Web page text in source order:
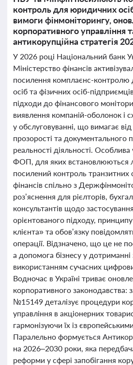
контроль для юридичних
вимоги фінмоніторингу,
корпоративного управління
антикорупційна стратегія
У 2026 році Національний банк
Міністерство фінансів
посилення комплаєнс-
осіб та фізичних осіб-
підходи до фінансового
виявлення компаній-оболонок і
у обслуговуванні, що вимагає від
прозорості та документального
реальності діяльності. Особлива
ФОП, для яких встановлюються
посилений контроль транзитних
фінансів спільно з
роз’яснення для рієлторів,
консультантів щодо
орієнтованого підходу,
клієнта» та обов’язку
операції. Відзначено, що це не
а допомога бізнесу у дотриманні
використанням сучасних
Водночас в Україні триває
корпоративного законодавства:
№15149 деталізує процедури
управління в акціонерних
гармонізуючи їх із
Паралельно формується
на 2026–2030 роки, яка
реформи у сфері запобігання